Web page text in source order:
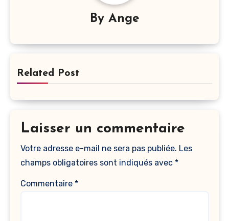
By Ange
Related Post
Laisser un commentaire
Votre adresse e-mail ne sera pas publiée. Les
champs obligatoires sont indiqués avec *
Commentaire *